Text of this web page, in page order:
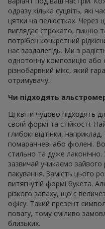
одразу кілька суцвіть, які
цятки на пелюстках. Через
виглядає строкато, пишно
потрібен конкретний
нас заздалегідь. Ми з
однотонну композицію або
різнобарвний мікс, який
отримувачу.
Чи підходять
Ці квіти чудово підходять
своїй формі та стійкості.
глибокі відтінки,
помаранчеві або фіолені.
стильно та дуже
зазвичай уникаємо
пакування. Замість цього
витягнутій формі букета.
різкого запаху, що є
офісу. Такий презент
повагу, тому сміливо
близьких.